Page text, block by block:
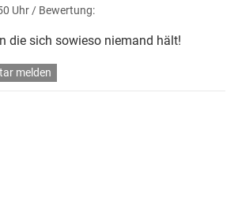
Uhr / Bewertung:
die sich sowieso niemand hält!
melden